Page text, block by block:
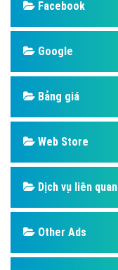
Facebook
Google
Bảng giá
Web Store
Dịch vụ liên quan
Other Ads